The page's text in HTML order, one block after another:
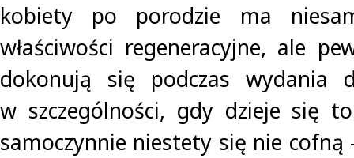
kobiety po porodzie ma
właściwości regeneracyjne, ale
dokonują się podczas wydania
w szczególności, gdy dzieje się
samoczynnie niestety się nie